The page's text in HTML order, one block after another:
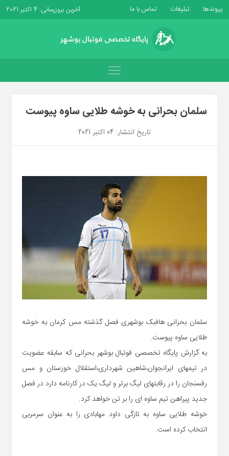
پیوندها تبلیغات تماس با ما آخرین بروزرسانی: 4 اکتبر 2021
سلمان بحرانی به خوشه طلایی ساوه پیوست
تاریخ انتشار: 04 اکتبر 2021
سلمان بحرانی هافبک بوشهری فصل گذشته مس کرمان به خوشه
طلایی ساوه پیوست.
به گزارش پایگاه تخصصی فوتبال بوشهر بحرانی که سابقه عضویت
در تیمهای ایرانجوان،شاهین شهرداری،استقلال خوزستان و مس
رفسنجان را در رقابتهای لیگ برتر و لیگ یک در کارنامه دارد در فصل
جدید پیراهن تیم ساوه ای را بر تن خواهد کرد.
خوشه طلایی ساوه به تازگی داود مهابادی را به عنوان سرمربی
انتخاب کرده است.